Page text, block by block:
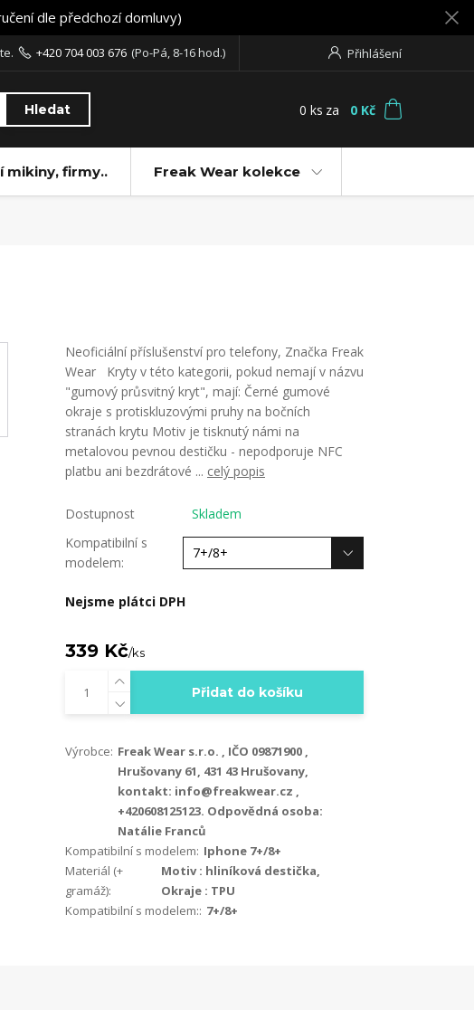
dle předchozí domluvy)
Přihlášení
Hledat
+420 704 003 676 (Po-Pá, 8-16 hod.)
0 ks za 0 Kč
mikiny, firmy.. Freak Wear kolekce
Neoficiální příslušenství pro telefony, Značka Freak
Wear Kryty v této kategorii, pokud nemají v názvu
"gumový průsvitný kryt", mají: Černé gumové
okraje s protiskluzovými pruhy na bočních
stranách krytu Motiv je tisknutý námi na
metalovou pevnou destičku - nepodporuje NFC
platbu ani bezdrátové ... celý popis
Dostupnost
Skladem
Kompatibilní s
modelem:
Nejsme plátci DPH
339 Kč/ks
Přidat do košíku
Výrobce: Freak Wear s.r.o. , IČO 09871900 ,
Hrušovany 61, 431 43 Hrušovany,
kontakt: info@freakwear.cz ,
+420608125123. Odpovědná osoba:
Natálie Franců
Kompatibilní s modelem: Iphone 7+/8+
Materiál (+
gramáž):
Motiv : hliníková destička,
Okraje : TPU
Kompatibilní s modelem:: 7+/8+